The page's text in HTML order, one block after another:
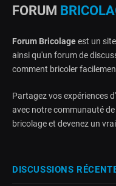
FORUM
Forum Bricolageest un
ainsi qu'un forum de
comment bricoler
Partagez vos expériences
avec notre communauté
bricolage et devenez un
DISCUSSIONS